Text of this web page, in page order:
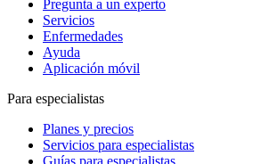
Pregunta a un experto
Servicios
Enfermedades
Ayuda
Aplicación móvil
Para especialistas
Planes y precios
Servicios para especialistas